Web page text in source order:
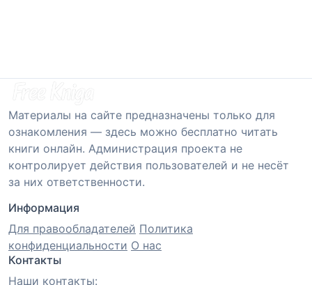
Материалы на сайте предназначены только для
ознакомления — здесь можно бесплатно читать
книги онлайн. Администрация проекта не
контролирует действия пользователей и не несёт
за них ответственности.
Информация
Для правообладателей Политика
конфиденциальности О нас
Контакты
Наши контакты: